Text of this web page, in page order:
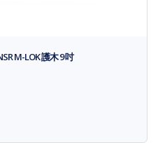
M-LOK 護木 9 吋